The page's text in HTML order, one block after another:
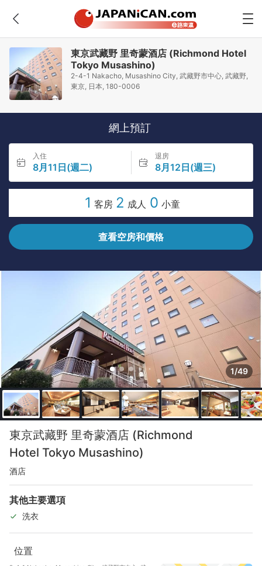
東京武藏野 里奇蒙酒店 (Richmond Hotel
Tokyo Musashino)
2-4-1 Nakacho, Musashino City, 武藏野市中心, 武藏野,
東京, 日本, 180-0006
網上預訂
入住
8月11日(週二)
退房
8月12日(週三)
1 客房 2 成人 0 小童
查看空房和價格
1/49
東京武藏野 里奇蒙酒店 (Richmond
Hotel Tokyo Musashino)
酒店
其他主要選項
洗衣
位置